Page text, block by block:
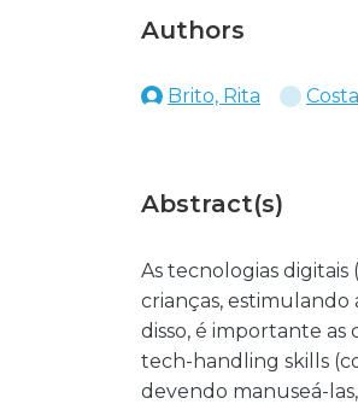
Authors
Brito, Rita
Abstract(s)
As tecnologias digitais
crianças, estimulando
disso, é importante
tech-handling skills
devendo manuseá-